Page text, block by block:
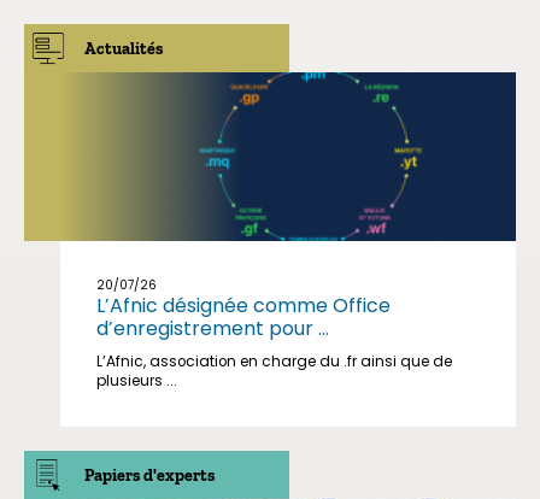
Actualités
20/07/26
L’Afnic désignée comme Office
d’enregistrement pour ...
L’Afnic, association en charge du .fr ainsi que de
plusieurs ...
Papiers d'experts